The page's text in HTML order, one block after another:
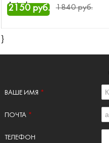
Arte Lamp
2150 руб. 1840 руб.
}
ВАШЕ ИМЯ *
ПОЧТА *
ТЕЛЕФОН